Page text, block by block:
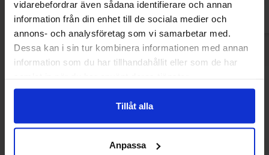
vidarebefordrar även sådana identifierare och annan
information från din enhet till de sociala medier och
annons- och analysföretag som vi samarbetar med.
Dessa kan i sin tur kombinera informationen med annan
information som du har tillhandahållit eller som de har
Tillåt alla
Anpassa
Andre kunne lide